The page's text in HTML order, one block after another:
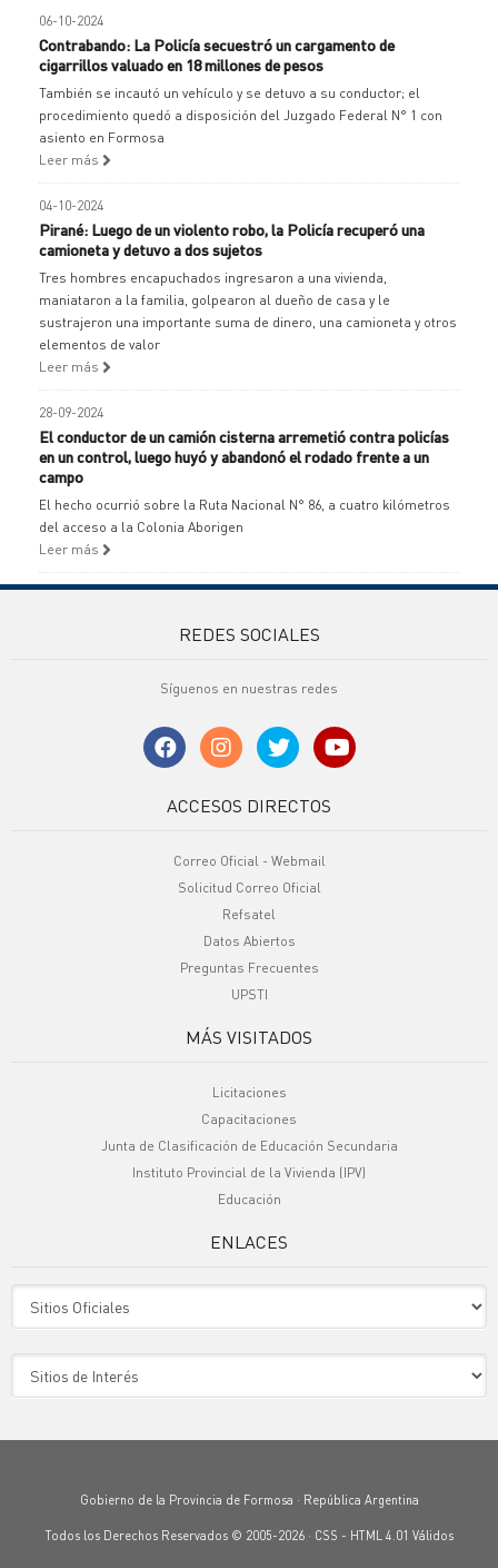
06-10-2024
Contrabando: La Policía secuestró un cargamento de
cigarrillos valuado en 18 millones de pesos
También se incautó un vehículo y se detuvo a su conductor; el
procedimiento quedó a disposición del Juzgado Federal N° 1 con
asiento en Formosa
Leer más
04-10-2024
Pirané: Luego de un violento robo, la Policía recuperó una
camioneta y detuvo a dos sujetos
Tres hombres encapuchados ingresaron a una vivienda,
maniataron a la familia, golpearon al dueño de casa y le
sustrajeron una importante suma de dinero, una camioneta y otros
elementos de valor
Leer más
28-09-2024
El conductor de un camión cisterna arremetió contra policías
en un control, luego huyó y abandonó el rodado frente a un
campo
El hecho ocurrió sobre la Ruta Nacional N° 86, a cuatro kilómetros
del acceso a la Colonia Aborigen
Leer más
REDES SOCIALES
Síguenos en nuestras redes
ACCESOS DIRECTOS
Correo Oficial - Webmail
Solicitud Correo Oficial
Refsatel
Datos Abiertos
Preguntas Frecuentes
UPSTI
MÁS VISITADOS
Licitaciones
Capacitaciones
Junta de Clasificación de Educación Secundaria
Instituto Provincial de la Vivienda (IPV)
Educación
ENLACES
Gobierno de la Provincia de Formosa · República Argentina
Todos los Derechos Reservados © 2005-2026 · CSS - HTML 4.01 Válidos